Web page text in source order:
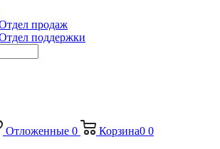
продаж
поддержки
Отложенные 0 Корзина0 0